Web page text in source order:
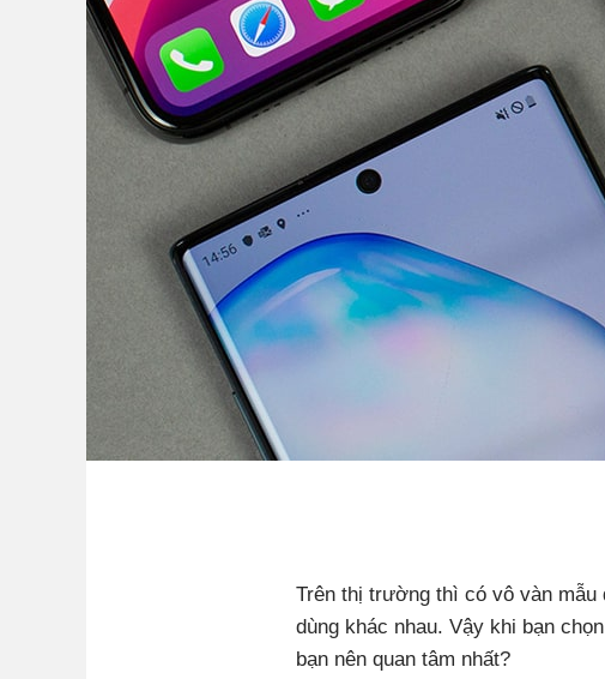
Trên thị trường thì có vô vàn mẫu
dùng khác nhau. Vậy khi bạn
bạn nên quan tâm nhất?